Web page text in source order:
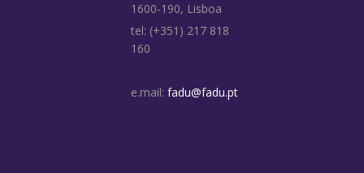
1600-190, Lisboa
tel: (+351) 217 818
160
e.mail: fadu@fadu.pt